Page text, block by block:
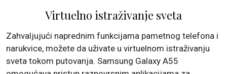
Virtuelno istraživanje sveta
Zahvaljujući naprednim funkcijama pametnog telefona i
narukvice, možete da uživate u virtuelnom istraživanju
sveta tokom putovanja. Samsung Galaxy A55